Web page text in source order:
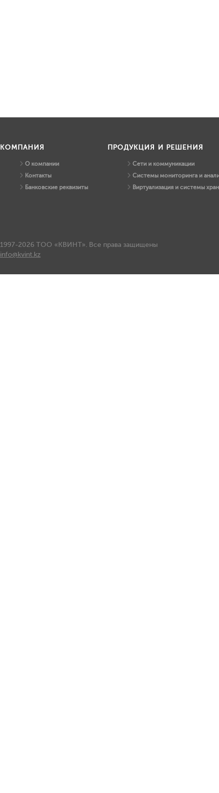
КОМПАНИЯ
О компании
Контакты
Банковские реквизиты
ПРОДУКЦИЯ И РЕШЕНИЯ
Сети и коммуникации
Системы мониторинга и
Виртуализация и системы
1997-2026 ТОО «КВИНТ». Все права защищены
info@kvint.kz